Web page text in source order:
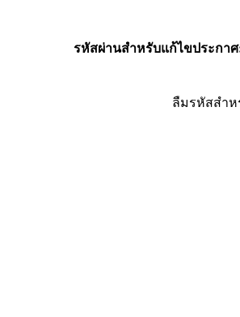
รหัสผ่านสำหรับแก้ไขประกาศ
ลืมรหัสสำ